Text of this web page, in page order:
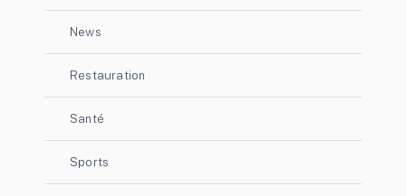
News
Restauration
Santé
Sports